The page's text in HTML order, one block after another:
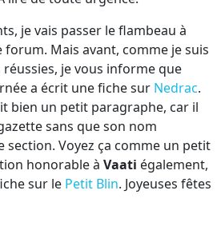
je vais passer le flambeau à
forum. Mais avant, comme je suis
je vous informe que
a écrit une fiche sur Nedrac.
bien un petit paragraphe, car il
sans que son nom
section. Voyez ça comme un petit
honorable à Vaati également,
sur le Petit Blin. Joyeuses fêtes